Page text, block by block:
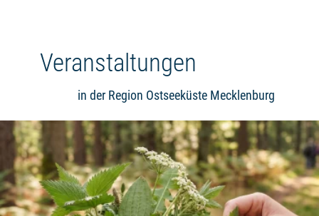
Veranstaltungen
in der Region Ostseeküste Mecklenburg